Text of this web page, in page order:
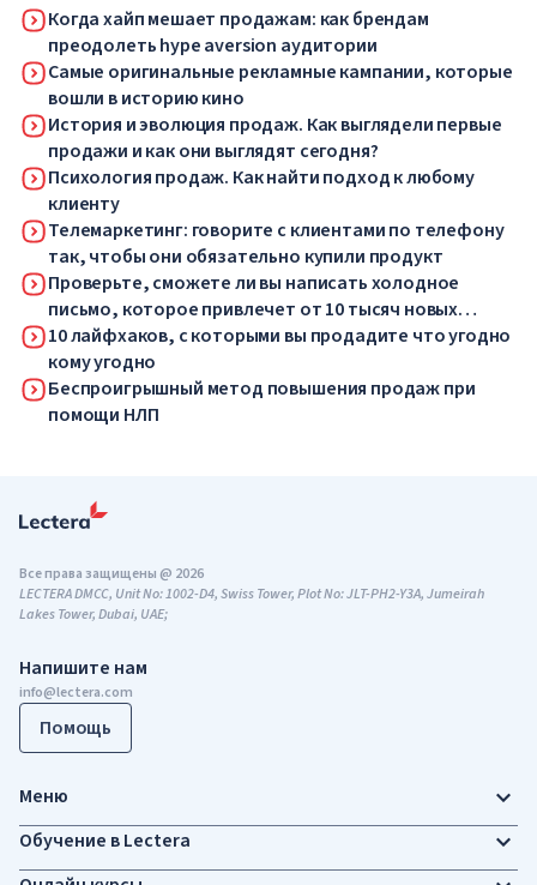
Когда хайп мешает продажам: как брендам
преодолеть hype aversion аудитории
Самые оригинальные рекламные кампании, которые
вошли в историю кино
История и эволюция продаж. Как выглядели первые
продажи и как они выглядят сегодня?
Психология продаж. Как найти подход к любому
клиенту
Телемаркетинг: говорите с клиентами по телефону
так, чтобы они обязательно купили продукт
Проверьте, сможете ли вы написать холодное
письмо, которое привлечет от 10 тысяч новых
клиентов!
10 лайфхаков, с которыми вы продадите что угодно
кому угодно
Беспроигрышный метод повышения продаж при
помощи НЛП
Напишите нам
info@lectera.com
Помощь
Все права защищены @ 2026
LECTERA DMCC, Unit No: 1002-D4, Swiss Tower, Plot No: JLT-PH2-Y3A, Jumeirah
Lakes Tower, Dubai, UAE;
Меню
Обучение в Lectera